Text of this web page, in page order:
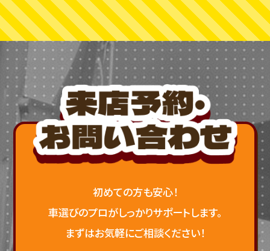
初めての方も安心！
車選びのプロがしっかりサポートします。
まずはお気軽にご相談ください！